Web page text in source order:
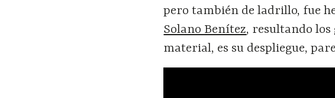
pero también de ladrillo, fue
Solano Benítez, resultando los
material, es su despliegue,